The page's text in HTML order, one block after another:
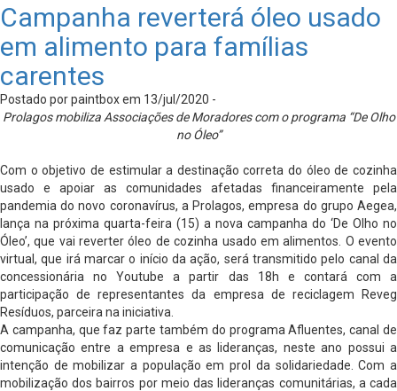
Campanha reverterá óleo usado
em alimento para famílias
carentes
Postado por paintbox em 13/jul/2020 -
Prolagos mobiliza Associações de Moradores com o programa “De Olho
no Óleo”
Com o objetivo de estimular a destinação correta do óleo de cozinha
usado e apoiar as comunidades afetadas financeiramente pela
pandemia do novo coronavírus, a Prolagos, empresa do grupo Aegea,
lança na próxima quarta-feira (15) a nova campanha do ‘De Olho no
Óleo’, que vai reverter óleo de cozinha usado em alimentos. O evento
virtual, que irá marcar o início da ação, será transmitido pelo canal da
concessionária no Youtube a partir das 18h e contará com a
participação de representantes da empresa de reciclagem Reveg
Resíduos, parceira na iniciativa.
A campanha, que faz parte também do programa Afluentes, canal de
comunicação entre a empresa e as lideranças, neste ano possui a
intenção de mobilizar a população em prol da solidariedade. Com a
mobilização dos bairros por meio das lideranças comunitárias, a cada